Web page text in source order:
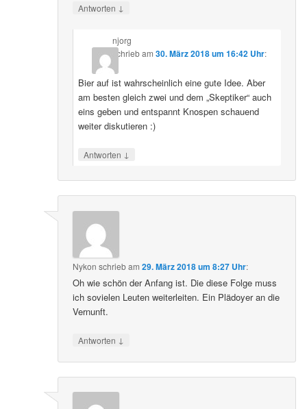
Antworten ↓
njorg
schriebam 30. März 2018 um 16:42 Uhr:
Bier auf ist wahrscheinlich eine gute Idee. Aber
am besten gleich zwei und dem „Skeptiker“ auch
eins geben und entspannt Knospen schauend
weiter diskutieren :)
Antworten ↓
Nykon schriebam29. März 2018 um 8:27 Uhr:
Oh wie schön der Anfang ist. Die diese Folge muss
ich sovielen Leuten weiterleiten. Ein Plädoyer an die
Vernunft.
Antworten ↓